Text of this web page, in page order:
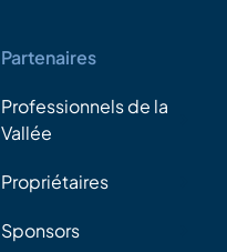
Partenaires
Professionnels de la
Vallée
Propriétaires
Sponsors